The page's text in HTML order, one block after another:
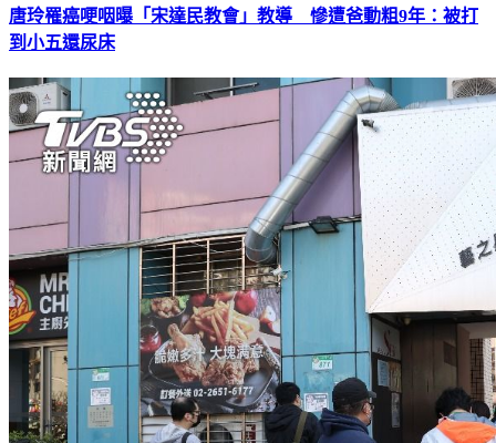
唐玲罹癌哽咽曝「宋達民教會」教導 慘遭爸動粗9年：被打
到小五還尿床